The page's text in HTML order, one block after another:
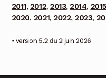
2011, 2012,2013,2014, 2015
2020, 2021,2022,2023,
• version 5.2 du 2 juin 2026